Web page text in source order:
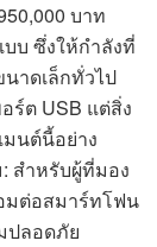
บาท
บบ ซึ่งให้กำลังที่
าดเล็กทั่วไป
ร์ต USB แต่สิ่ง
นต์นี้อย่าง
: สำหรับผู้ที่มอง
มต่อสมาร์ทโฟน
ปลอดภัย